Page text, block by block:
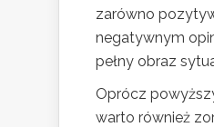
zarówno
negatywnym
pełny obraz
Oprócz
warto również